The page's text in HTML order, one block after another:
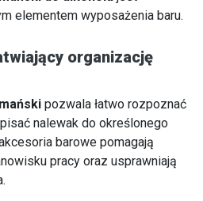
elementem wyposażenia baru.
organizację
pozwala łatwo rozpoznać
nalewak do określonego
barowe pomagają
pracy oraz usprawniają